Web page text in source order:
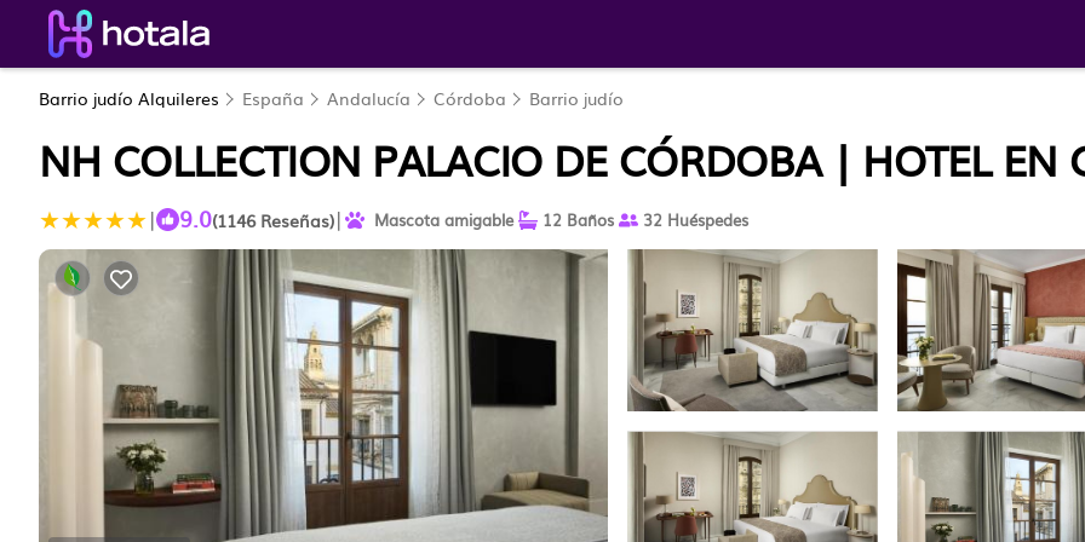
Barrio judío Alquileres España Andalucía Córdoba Barrio judío
NH COLLECTION PALACIO DE CÓRDOBA | HOTEL EN
| 9.0(1146 Reseñas)| Mascota amigable 12 Baños 32 Huéspedes